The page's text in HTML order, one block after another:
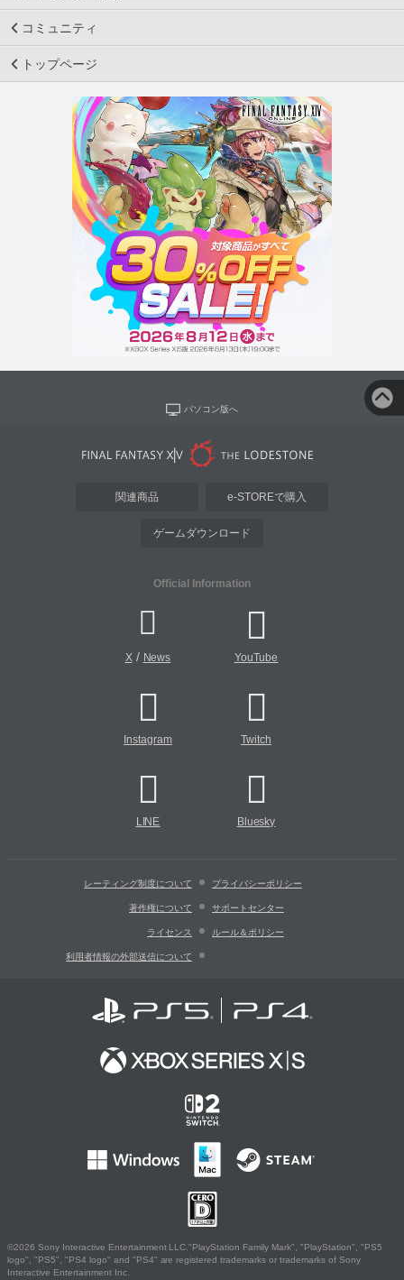
コミュニティ
トップページ
パソコン版へ
関連商品 e-STOREで購入
ゲームダウンロード
Official Information
X/ News YouTube
Instagram Twitch
LINE Bluesky
レーティング制度について プライバシーポリシー
著作権について サポートセンター
ライセンス ルール＆ポリシー
利用者情報の外部送信について
©2026 Sony Interactive Entertainment LLC."PlayStation Family Mark", "PlayStation", "PS5
logo", "PS5", "PS4 logo" and "PS4" are registered trademarks or trademarks of Sony
Interactive Entertainment Inc.